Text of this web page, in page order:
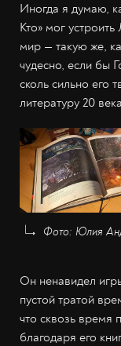
Иногда я думаю,
Кто» мог
мир — такую же,
чудесно, если бы
сколь сильно его
литературу 20
Фото: Юлия
Он ненавидел
пустой тратой
что сквозь время
благодаря его